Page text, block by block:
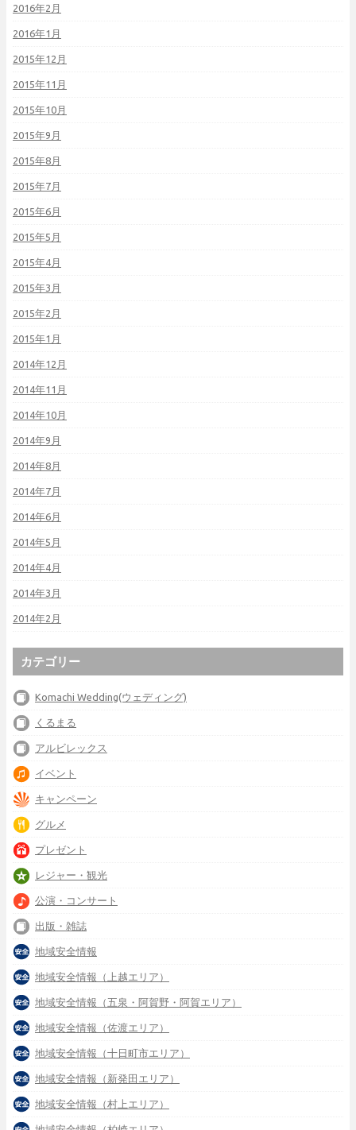
2016年2月
2016年1月
2015年12月
2015年11月
2015年10月
2015年9月
2015年8月
2015年7月
2015年6月
2015年5月
2015年4月
2015年3月
2015年2月
2015年1月
2014年12月
2014年11月
2014年10月
2014年9月
2014年8月
2014年7月
2014年6月
2014年5月
2014年4月
2014年3月
2014年2月
カテゴリー
Komachi Wedding(ウェディング)
くるまる
アルビレックス
イベント
キャンペーン
グルメ
プレゼント
レジャー・観光
公演・コンサート
出版・雑誌
地域安全情報
地域安全情報（上越エリア）
地域安全情報（五泉・阿賀野・阿賀エリア）
地域安全情報（佐渡エリア）
地域安全情報（十日町市エリア）
地域安全情報（新発田エリア）
地域安全情報（村上エリア）